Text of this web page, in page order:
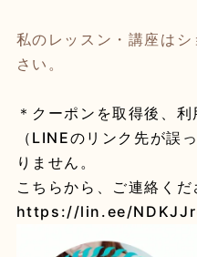
私のレッスン・講座は
さい。
＊クーポンを取得後、
（LINEのリンク先が誤
りません。
こちらから、ご連絡くだ
https://lin.ee/